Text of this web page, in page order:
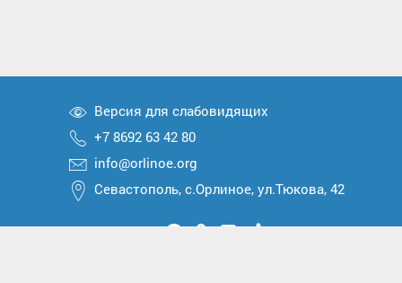
Версия для слабовидящих
+7 8692 63 42 80
info@orlinoe.org
Севастополь, с.Орлиное, ул.Тюкова, 42
МыМыМыМыМы